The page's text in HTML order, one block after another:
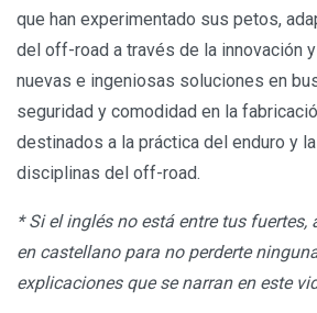
que han experimentado sus petos,
del off-road a través de la innovación
nuevas e ingeniosas soluciones en
seguridad y comodidad en la
destinados a la práctica del enduro y
disciplinas del off-road.
* Si el inglés no está entre tus
en castellano para no perderte
explicaciones que se narran en este